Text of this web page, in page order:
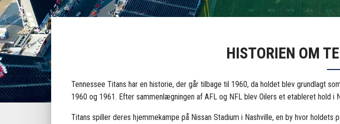
HISTORIEN OM
Tennessee Titans har en historie, der går tilbage til 1960, da holdet blev grundlagt
1960 og 1961. Efter sammenlægningen af AFL og NFL blev Oilers et etableret hold
Titans spiller deres hjemmekampe på Nissan Stadium i Nashville, en by hvor